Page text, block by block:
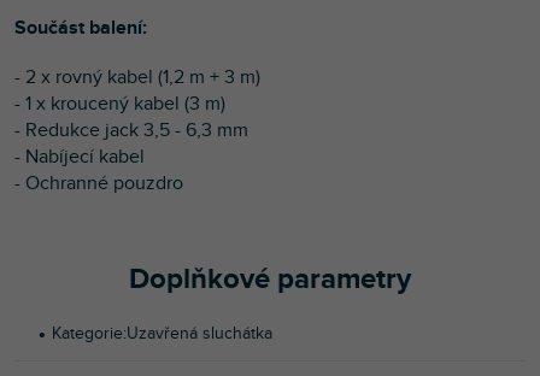
Součást balení:
- 2 x rovný kabel (1,2 m + 3 m)
- 1 x kroucený kabel (3 m)
- Redukce jack 3,5 - 6,3 mm
- Nabíjecí kabel
- Ochranné pouzdro
Doplňkové parametry
Kategorie:Uzavřená sluchátka